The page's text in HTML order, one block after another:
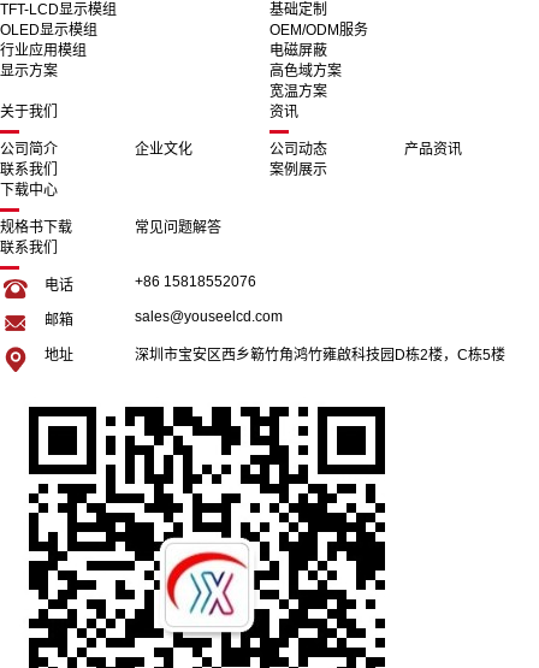
TFT-LCD显示模组
OLED显示模组
行业应用模组
显示方案
基础定制
OEM/ODM服务
电磁屏蔽
高色域方案
宽温方案
关于我们
公司简介
企业文化
联系我们
资讯
公司动态
产品资讯
案例展示
下载中心
规格书下载
常见问题解答
联系我们
电话 +86 15818552076
邮箱 sales@youseelcd.com
地址 深圳市宝安区西乡簕竹角鸿竹雍啟科技园D栋2楼，C栋5楼